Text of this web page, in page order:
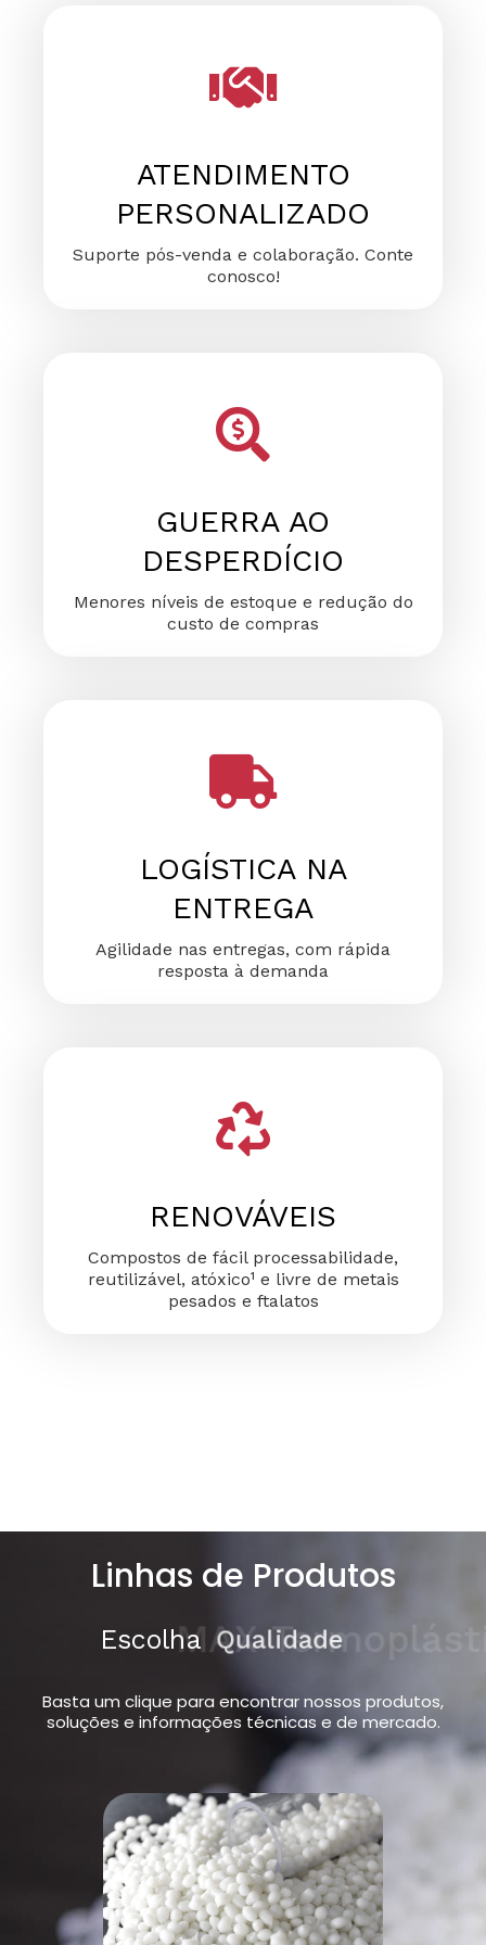
ATENDIMENTO
PERSONALIZADO
Suporte pós-venda e colaboração. Conte
conosco!
GUERRA AO
DESPERDÍCIO
Menores níveis de estoque e redução do
custo de compras
LOGÍSTICA NA
ENTREGA
Agilidade nas entregas, com rápida
resposta à demanda
RENOVÁVEIS
Compostos de fácil processabilidade,
reutilizável, atóxico¹ e livre de metais
pesados e ftalatos
Linhas de Produtos
Escolha MAX Termoplásticos
Basta um clique para encontrar nossos produtos,
soluções e informações técnicas e de mercado.